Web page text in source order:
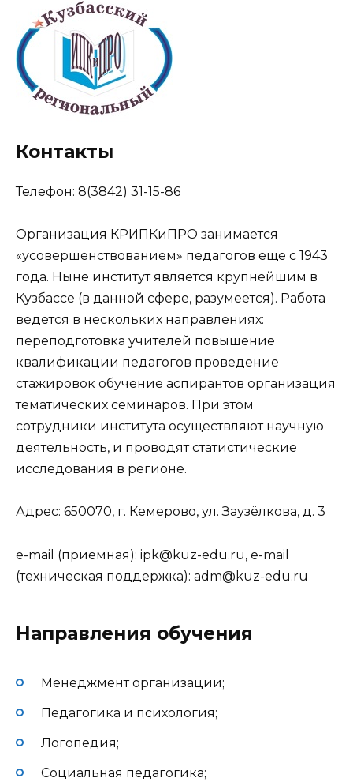
Контакты
Телефон: 8(3842) 31-15-86
Организация КРИПКиПРО занимается
«усовершенствованием» педагогов еще с 1943
года. Ныне институт является крупнейшим в
Кузбассе (в данной сфере, разумеется). Работа
ведется в нескольких направлениях:
переподготовка учителей повышение
квалификации педагогов проведение
стажировок обучение аспирантов организация
тематических семинаров. При этом
сотрудники института осуществляют научную
деятельность, и проводят статистические
исследования в регионе.
Адрес: 650070, г. Кемерово, ул. Заузёлкова, д. 3
e-mail (приемная): ipk@kuz-edu.ru, e-mail
(техническая поддержка): adm@kuz-edu.ru
Направления обучения
Менеджмент организации;
Педагогика и психология;
Логопедия;
Социальная педагогика;